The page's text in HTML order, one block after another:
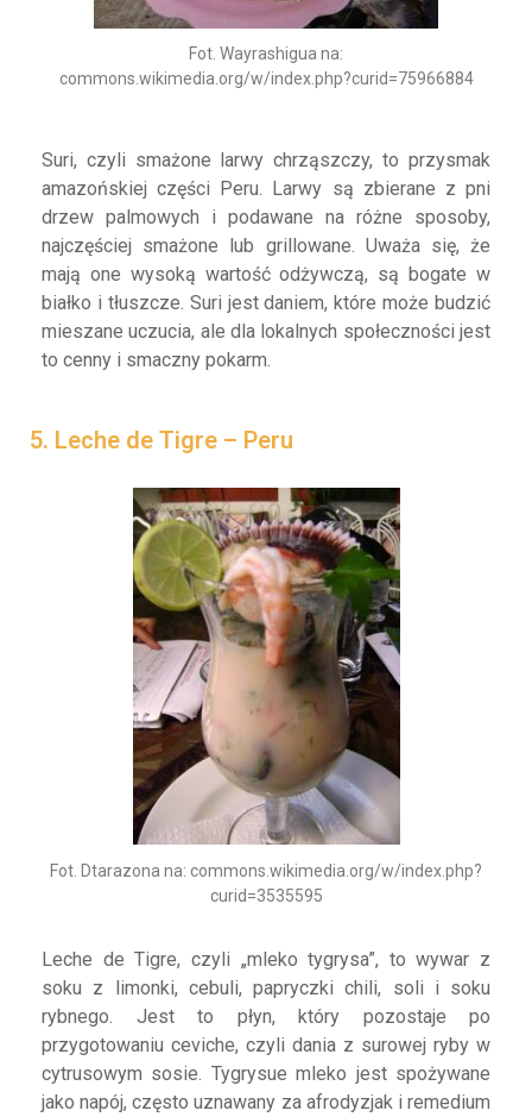
Fot. Wayrashigua na:
commons.wikimedia.org/w/index.php?curid=75966884
Suri, czyli smażone larwy chrząszczy, to przysmak
amazońskiej części Peru. Larwy są zbierane z pni
drzew palmowych i podawane na różne sposoby,
najczęściej smażone lub grillowane. Uważa się, że
mają one wysoką wartość odżywczą, są bogate w
białko i tłuszcze. Suri jest daniem, które może budzić
mieszane uczucia, ale dla lokalnych społeczności jest
to cenny i smaczny pokarm.
5. Leche de Tigre – Peru
Fot. Dtarazona na: commons.wikimedia.org/w/index.php?
curid=3535595
Leche de Tigre, czyli „mleko tygrysa”, to wywar z
soku z limonki, cebuli, papryczki chili, soli i soku
rybnego. Jest to płyn, który pozostaje po
przygotowaniu ceviche, czyli dania z surowej ryby w
cytrusowym sosie. Tygrysue mleko jest spożywane
jako napój, często uznawany za afrodyzjak i remedium